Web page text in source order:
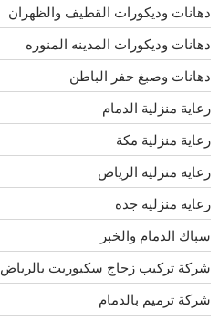
دهانات وديكورات القطيف والظهران
دهانات وديكورات المدينه المنوره
دهانات وصبغ حفر الباطن
رعاية منزلية الدمام
رعاية منزلية مكة
رعايه منزليه الرياض
رعايه منزليه جده
سباك الدمام والخبر
شركة تركيب زجاج سكيوريت بالرياض
شركة ترميم بالدمام